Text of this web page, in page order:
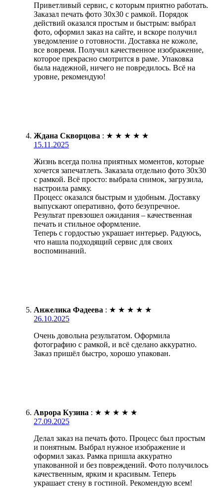
Приветливый сервис, с которым приятно работать.
Заказал печать фото 30х30 с рамкой. Порядок
действий оказался простым и быстрым: выбрал
фото, оформил заказ на сайте, и вскоре получил
уведомление о готовности. Доставка не кожоле,
все вовремя. Получил качественное изображение,
которое прекрасно смотрится в раме. Упаковка
была надежной, ничего не повредилось. Всё на
уровне, рекомендую!
Ждана Скворцова : ★ ★ ★ ★ ★
15.11.2025
Жизнь всегда полна приятных моментов, которые
хочется запечатлеть. Заказала отдельно фото 30х30
с рамкой. Всё просто: выбрала снимок, загрузила,
настроила рамку.
Процесс оказался быстрым и удобным. Доставку
выпускают оперативно, фото безупречное.
Результат превзошел ожидания – качественная
печать и стильное оформление.
Теперь с гордостью украшает интерьер. Радуюсь,
что нашла подходящий сервис для своих
воспоминаний.
Анжелика Фадеева : ★ ★ ★ ★ ★
26.10.2025
Очень довольна результатом. Оформила
фотографию с рамкой, и всё сделано аккуратно.
Заказ пришёл быстро, хорошо упакован.
Аврора Кузина : ★ ★ ★ ★ ★
27.09.2025
Делал заказ на печать фото. Процесс был простым
и понятным. Выбрал нужное изображение и
оформил заказ. Рамка пришла аккуратно
упакованной и без повреждений. Фото получилось
качественным, ярким и красивым. Теперь
украшает стену в гостиной. Рекомендую всем!